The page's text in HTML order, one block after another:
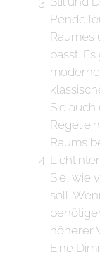
Raumes
passt.
Sie
Regel
Raums
Sie, wie
soll.
höherer
Eine